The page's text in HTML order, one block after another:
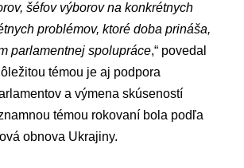
šéfov výborov na konkrétnych
problémov, ktoré doba prináša,
parlamentnej spolupráce,“ povedal
témou je aj podpora
a výmena skúseností
témou rokovaní bola podľa
obnova Ukrajiny.